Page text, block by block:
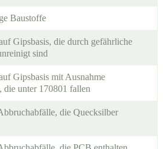
Baustoffe
Gipsbasis, die durch gefährliche
sind
Gipsbasis mit Ausnahme
die unter 170801 fallen
die Quecksilber